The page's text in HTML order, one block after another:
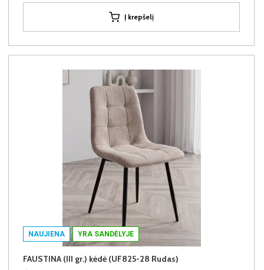
Į krepšelį
NAUJIENA YRA SANDĖLYJE
FAUSTINA (III gr.) kėdė (UF825-28 Rudas)